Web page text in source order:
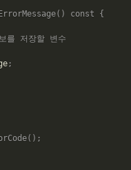
( ) const {
를 저장할 변수
;
( ) ;